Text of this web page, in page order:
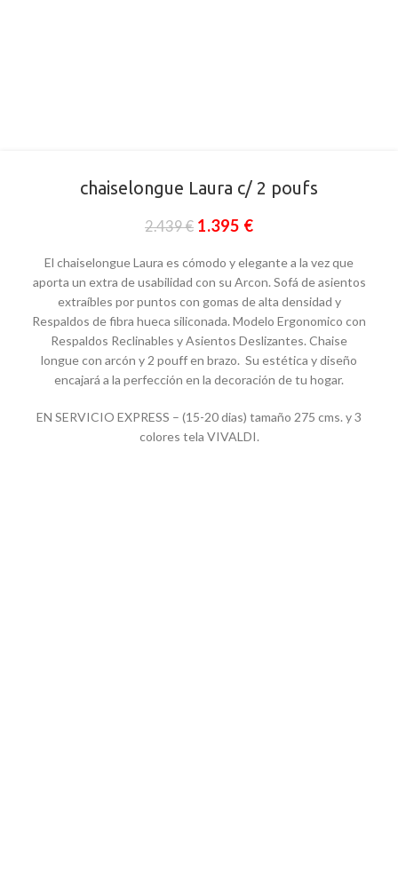
chaiselongue Laura c/ 2 poufs
2.439€ 1.395 €
El chaiselongue Laura es cómodo y elegante a la vez que
aporta un extra de usabilidad con su Arcon. Sofá de asientos
extraíbles por puntos con gomas de alta densidad y
Respaldos de fibra hueca siliconada. Modelo Ergonomico con
Respaldos Reclinables y Asientos Deslizantes. Chaise
longue con arcón y 2 pouff en brazo. Su estética y diseño
encajará a la perfección en la decoración de tu hogar.
EN SERVICIO EXPRESS – (15-20 dias) tamaño 275 cms. y 3
colores tela VIVALDI.